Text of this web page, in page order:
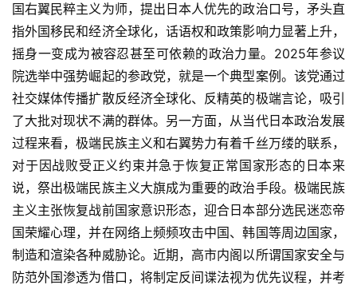
国右翼民粹主义为师，提出日本人优先的政治口号，矛头直
指外国移民和经济全球化，话语权和政策影响力显著上升，
摇身一变成为被容忍甚至可依赖的政治力量。2025年参议
院选举中强势崛起的参政党，就是一个典型案例。该党通过
社交媒体传播扩散反经济全球化、反精英的极端言论，吸引
了大批对现状不满的群体。另一方面，从当代日本政治发展
过程来看，极端民族主义和右翼势力有着千丝万缕的联系，
对于因战败受正义约束并急于恢复正常国家形态的日本来
说，祭出极端民族主义大旗成为重要的政治手段。极端民族
主义主张恢复战前国家意识形态，迎合日本部分选民迷恋帝
国荣耀心理，并在网络上频频攻击中国、韩国等周边国家，
制造和渲染各种威胁论。近期，高市内阁以所谓国家安全与
防范外国渗透为借口，将制定反间谍法视为优先议程，并考